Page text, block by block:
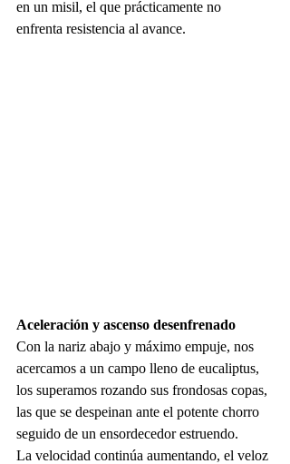
en un misil, el que prácticamente no
enfrenta resistencia al avance.
Aceleración y ascenso desenfrenado
Con la nariz abajo y máximo empuje, nos
acercamos a un campo lleno de eucaliptus,
los superamos rozando sus frondosas copas,
las que se despeinan ante el potente chorro
seguido de un ensordecedor estruendo.
La velocidad continúa aumentando, el veloz